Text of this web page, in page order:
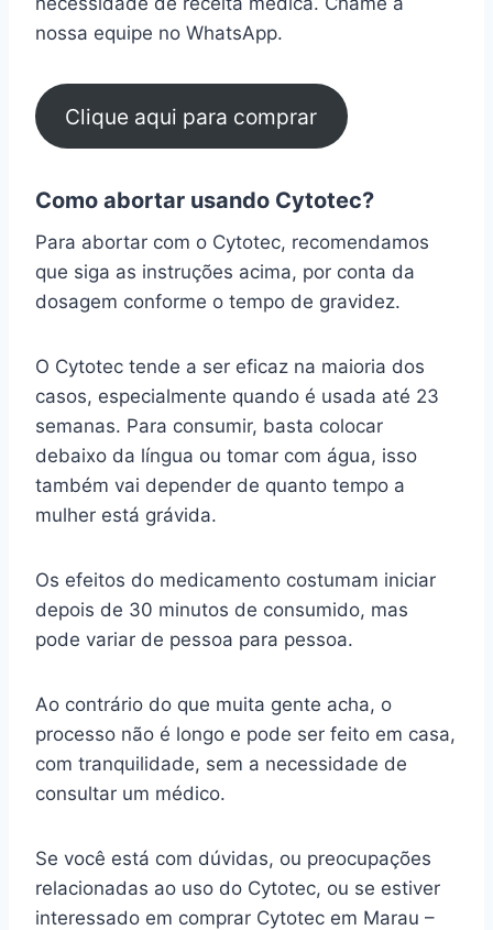
nossa equipe no WhatsApp.
Clique aqui para comprar
Como abortar usando Cytotec?
Para abortar com o Cytotec, recomendamos
que siga as instruções acima, por conta da
dosagem conforme o tempo de gravidez.
O Cytotec tende a ser eficaz na maioria dos
casos, especialmente quando é usada até 23
semanas. Para consumir, basta colocar
debaixo da língua ou tomar com água, isso
também vai depender de quanto tempo a
mulher está grávida.
Os efeitos do medicamento costumam iniciar
depois de 30 minutos de consumido, mas
pode variar de pessoa para pessoa.
Ao contrário do que muita gente acha, o
processo não é longo e pode ser feito em casa,
com tranquilidade, sem a necessidade de
consultar um médico.
Se você está com dúvidas, ou preocupações
relacionadas ao uso do Cytotec, ou se estiver
interessado em comprar Cytotec em Marau –